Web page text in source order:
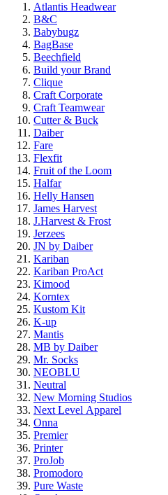
Atlantis Headwear
B&C
Babybugz
BagBase
Beechfield
Build your Brand
Clique
Craft Corporate
Craft Teamwear
Cutter & Buck
Daiber
Fare
Flexfit
Fruit of the Loom
Halfar
Helly Hansen
James Harvest
J.Harvest & Frost
Jerzees
JN by Daiber
Kariban
Kariban ProAct
Kimood
Korntex
Kustom Kit
K-up
Mantis
MB by Daiber
Mr. Socks
NEOBLU
Neutral
New Morning Studios
Next Level Apparel
Onna
Premier
Printer
ProJob
Promodoro
Pure Waste